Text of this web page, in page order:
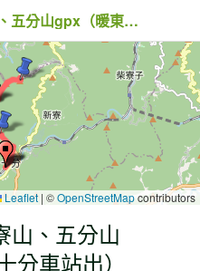
20251008新北頂子寮山、五分山gpx（暖東舊道入，十分車站出）
Leaflet | ©OpenStreetMapcontributors
山、五分山
車站出）